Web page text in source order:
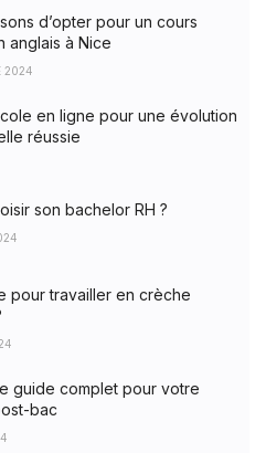
d’opter pour un cours
anglais à Nice
2024
en ligne pour une évolution
réussie
son bachelor RH ?
pour travailler en crèche
guide complet pour votre
bac